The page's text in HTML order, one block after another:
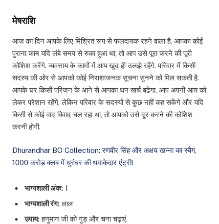
मेषराशि
आज का दिन आपके लिए मिश्रित रूप से फलदायक रहने वाला है. आपका कोई
पुराना काम यदि लंबे समय से रुका हुआ था, तो आप उसे पूरा करने की पूरी
कोशिश करेंगे. व्यवसाय के कामों में आप खुद ही उलझे रहेंगे. परिवार में किसी
सदस्य की ओर से आपको कोई निराशाजनक सूचना सुनने को मिल सकती है.
आपके घर किसी परिजन के आने से आपका धन खर्च बढे़गा. आप अपनी आय को
लेकर परेशान रहेंगे, लेकिन परिवार के सदस्यों से कुछ नहीं कह सकेंगे और यदि
किसी से कोई वाद विवाद चल रहा था, तो आपको उसे दूर करने की कोशिश
करनी होगी.
Dhurandhar BO Collection: रणवीर सिंह और अक्षय खन्ना का स्वैग,
1000 करोड़ क्लब में धुरंधर की धमाकेदार एंट्री!
भाग्यशाली अंक: 1
भाग्यशाली रंग:लाल
उपाय:हनुमान जी को गुड़ और चना चढ़ाएं.